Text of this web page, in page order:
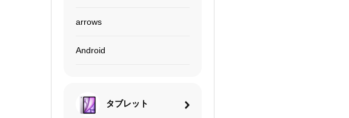
arrows
Android
タブレット